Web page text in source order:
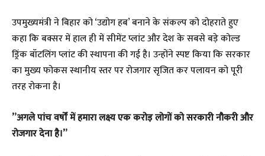
​उपमुख्यमंत्री ने बिहार को ‘उद्योग हब’ बनाने के संकल्प को दोहराते हुए
कहा कि बक्सर में हाल ही में सीमेंट प्लांट और देश के सबसे बड़े कोल्ड
ड्रिंक बॉटलिंग प्लांट की स्थापना की गई है। उन्होंने स्पष्ट किया कि सरकार
का मुख्य फोकस स्थानीय स्तर पर रोजगार सृजित कर पलायन को पूरी
तरह रोकना है।
​”अगले पांच वर्षों में हमारा लक्ष्य एक करोड़ लोगों को सरकारी नौकरी और
रोजगार देना है।”